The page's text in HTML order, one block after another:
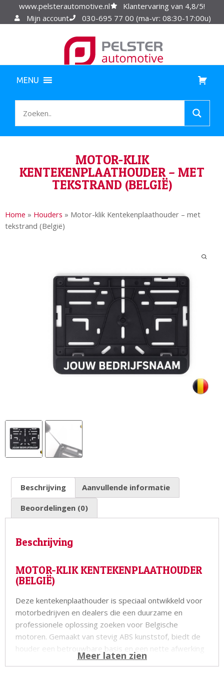
www.pelsterautomotive.nl
Klantervaring van 4,8/5!
Mijn account
030-695 77 00 (ma-vr: 08:30-17:00u)
MENU
MOTOR-KLIK
KENTEKENPLAATHOUDER – MET
TEKSTRAND (BELGIË)
Home » Houders » Motor-klik Kentekenplaathouder – met
tekstrand (België)
Beschrijving Aanvullende informatie
Beoordelingen (0)
Beschrijving
MOTOR-KLIK KENTEKENPLAATHOUDER
(BELGIË)
Deze kentekenplaathouder is speciaal ontwikkeld voor
motorbedrijven en dealers die een duurzame en
professionele oplossing zoeken voor Belgische
motoren. Gemaakt van stevig ABS kunststof, biedt de
houder een betrouwbare basis en een nette afwerking
van de nummerplaat. De montage op de motor gebeurt